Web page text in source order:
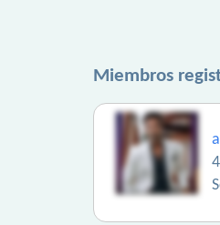
Miembros